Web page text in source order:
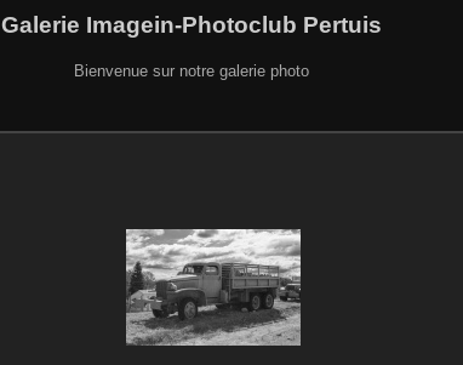
Galerie Imagein-Photoclub Pertuis
Bienvenue sur notre galerie photo